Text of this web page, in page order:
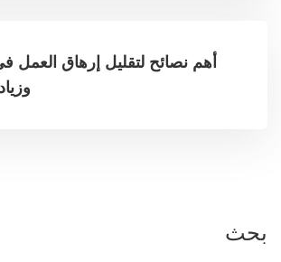
أهم نصائح لتقليل إرهاق العمل
بحث